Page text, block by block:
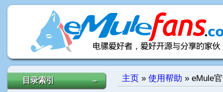
主页 » 使用帮助 » eMule
目录索引 －